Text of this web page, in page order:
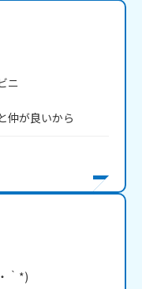
ニ
仲が良いから
｀*)